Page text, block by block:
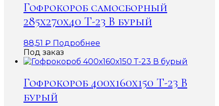
Гофрокороб самосборный
285х270х40 Т-23 В бурый
88,51 ₽ Подробнее
Под заказ
Гофрокороб 400х160х150 Т-23 В
бурый